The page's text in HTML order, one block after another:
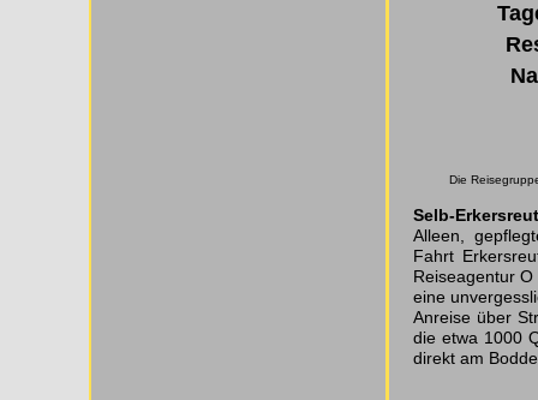
Die
Selb-
Alleen,
Fahrt
Reiseagentur
eine
Anreise über
die etwa 1000
direkt am